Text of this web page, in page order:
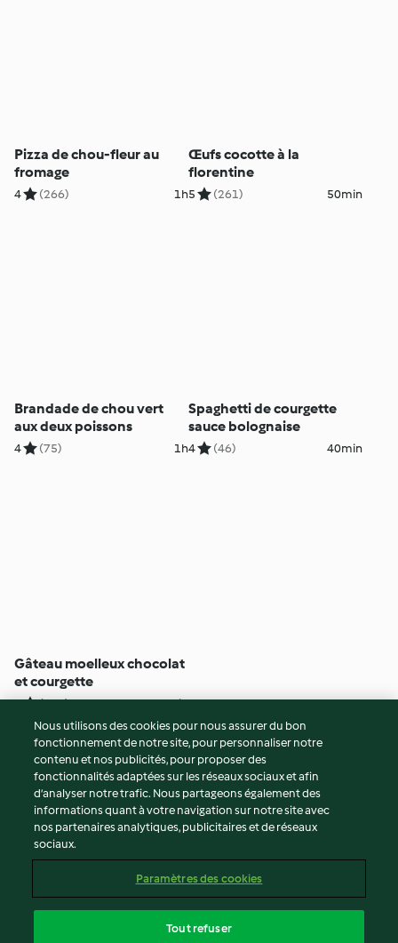
Pizza de chou-fleur au
fromage
4 (266) 1h
Œufs cocotte à la
florentine
5 (261) 50min
Brandade de chou vert
aux deux poissons
4 (75) 1h
Spaghetti de courgette
sauce bolognaise
4 (46) 40min
Gâteau moelleux chocolat
et courgette
4 (969) 40min
© Copyright 2026
Conditions d'utilisation
Politique de confidentialité
Non-responsabilité
Mentions légales
Contenu du rapport
Nous utilisons des cookies pour nous assurer du bon
fonctionnement de notre site, pour personnaliser notre
contenu et nos publicités, pour proposer des
fonctionnalités adaptées sur les réseaux sociaux et afin
d’analyser notre trafic. Nous partageons également des
informations quant à votre navigation sur notre site avec
nos partenaires analytiques, publicitaires et de réseaux
sociaux.
Paramètres des cookies
Tout refuser